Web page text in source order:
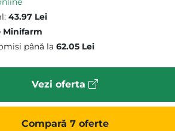
43.97 Lei
Minifarm
până la 62.05 Lei
Vezi oferta
Compară 7 oferte